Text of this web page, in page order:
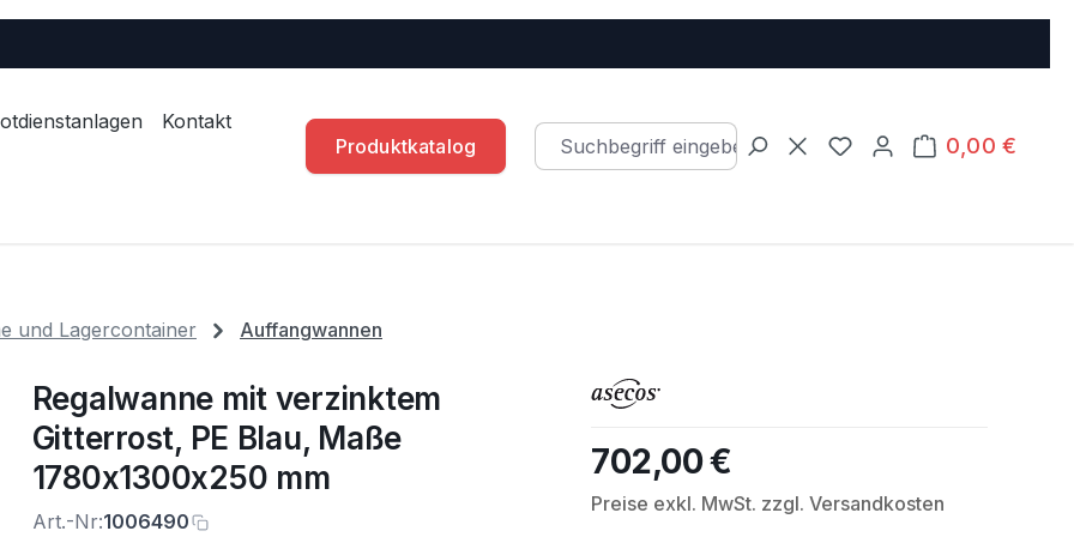
Kontakt
Produktkatalog
Du hast 0 Produkte auf
0,00 €
Warenkorb
und Lagercontainer
Auffangwannen
Regalwanne mit verzinktem
Gitterrost, PE Blau, Maße
1780x1300x250 mm
Art.-Nr:1006490
Regulärer Preis:
702,00 €
Preise exkl. MwSt. zzgl. Versandkosten